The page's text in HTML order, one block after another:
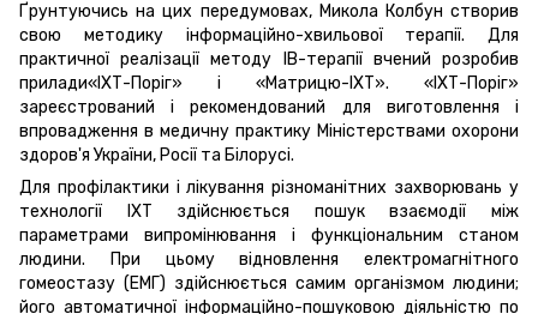
Ґрунтуючись на цих передумовах, Микола Колбун створив
свою методику інформаційно-хвильової терапії. Для
практичної реалізації методу ІВ-терапії вчений розробив
прилади«ІХТ-Поріг» і «Матрицю-ІХТ». «ІХТ-Поріг»
зареєстрований і рекомендований для виготовлення і
впровадження в медичну практику Міністерствами охорони
здоров'я України, Росії та Білорусі.
Для профілактики і лікування різноманітних захворювань у
технології ІХТ здійснюється пошук взаємодії між
параметрами випромінювання і функціональним станом
людини. При цьому відновлення електромагнітного
гомеостазу (ЕМГ) здійснюється самим організмом людини;
його автоматичної інформаційно-пошуковою діяльністю по